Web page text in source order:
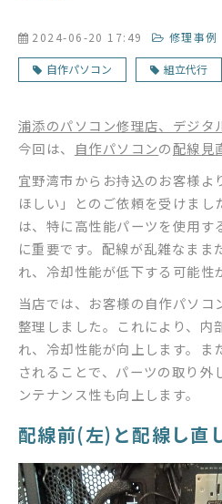
2024-06-20 17:49 修理事例
自作パソコン 組立代行
浦添のパソコン修理店、デジタ
今回は、
自作パソコンの配線見
宜野湾市からお持込のお客様よ
ほしい」とのご依頼を受けまし
は、特に高性能パーツを使用す
に重要です。配線が乱雑なまま
れ、冷却性能が低下する可能性
当店では、お客様の自作パソコ
整理しました。これにより、内
れ、冷却性能が向上します。ま
されることで、パーツの取り外
ンテナンス性も向上します。
配線前(左)と配線し直